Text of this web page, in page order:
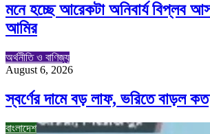
মনে হচ্ছে আরেকটা অনিবার্য বিপ্লব
আমির
অর্থনীতি ও বাণিজ্য
August 6, 2026
স্বর্ণের দামে বড় লাফ, ভরিতে বাড়ল কত
বাংলাদেশ